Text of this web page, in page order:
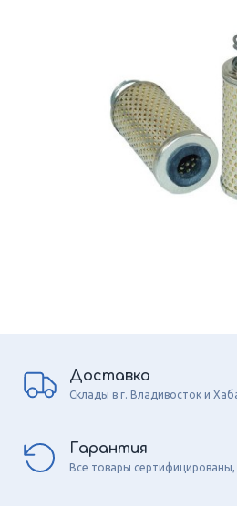
Доставка
Склады в г. Владивосток и
Гарантия
Все товары